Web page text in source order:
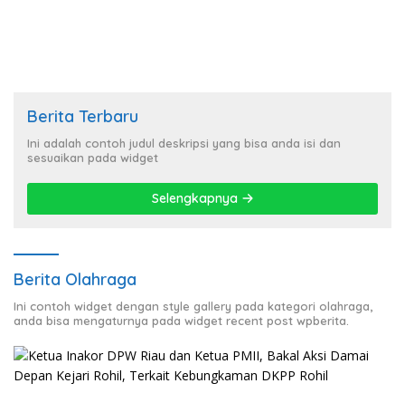
Berita Terbaru
Ini adalah contoh judul deskripsi yang bisa anda isi dan
sesuaikan pada widget
Selengkapnya
Berita Olahraga
Ini contoh widget dengan style gallery pada kategori olahraga,
anda bisa mengaturnya pada widget recent post wpberita.